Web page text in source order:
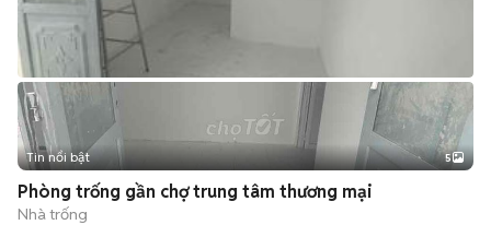
Tin nổi bật 5
Phòng trống gần chợ trung tâm thương mại
Nhà trống